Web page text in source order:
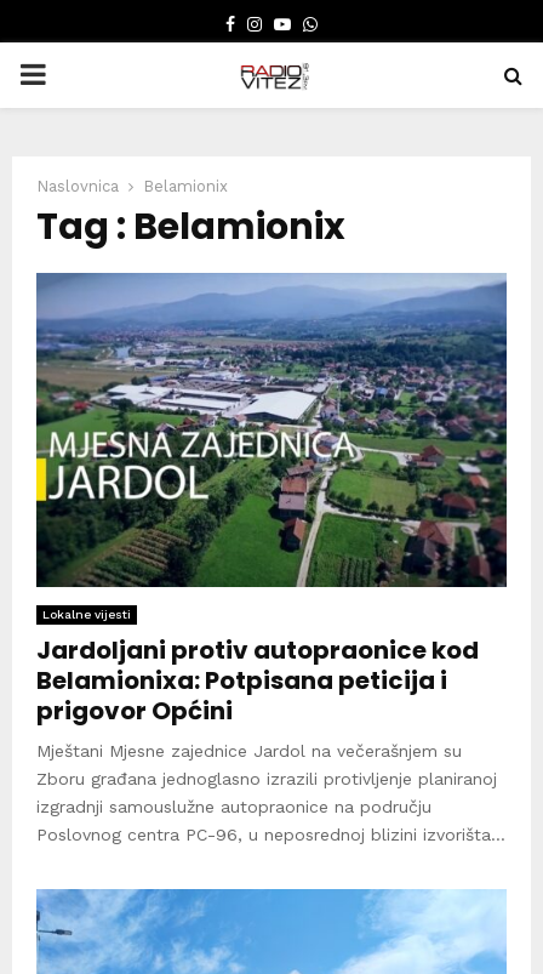
FACEBOOK
INSTAGRAM
YOUTUBE
WHATSAPP
PRIMARY
Naslovnica Belamionix
Tag : Belamionix
Lokalne vijesti
Jardoljani protiv autopraonice kod
Belamionixa: Potpisana peticija i
prigovor Općini
Mještani Mjesne zajednice Jardol na večerašnjem su
Zboru građana jednoglasno izrazili protivljenje planiranoj
izgradnji samouslužne autopraonice na području
Poslovnog centra PC-96, u neposrednoj blizini izvorišta...